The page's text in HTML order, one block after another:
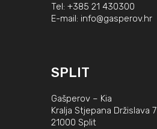
Tel: +385 21 430300
E-mail: info@gasperov.hr
SPLIT
Gašperov – Kia
Kralja Stjepana Držislava 7
21000 Split